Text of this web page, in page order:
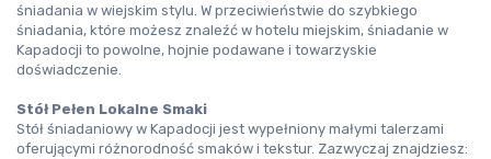
śniadania w wiejskim stylu. W przeciwieństwie do szybkiego
śniadania, które możesz znaleźć w hotelu miejskim, śniadanie w
Kapadocji to powolne, hojnie podawane i towarzyskie
doświadczenie.
Stół Pełen Lokalne Smaki
Stół śniadaniowy w Kapadocji jest wypełniony małymi talerzami
oferującymi różnorodność smaków i tekstur. Zazwyczaj znajdziesz: